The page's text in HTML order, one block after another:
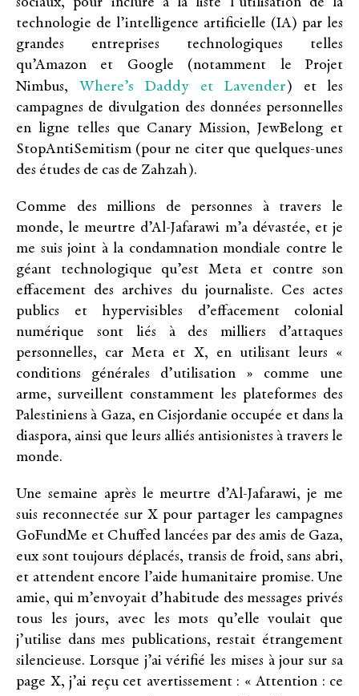
technologie de l’intelligence artificielle (IA) par les
grandes entreprises technologiques telles
qu’Amazon et Google (notamment le Projet
Nimbus, Where’s Daddy et Lavender ) et les
campagnes de divulgation des données personnelles
en ligne telles que Canary Mission, JewBelong et
StopAntiSemitism (pour ne citer que quelques-unes
des études de cas de Zahzah).
Comme des millions de personnes à travers le
monde, le meurtre d’Al-Jafarawi m’a dévastée, et je
me suis joint à la condamnation mondiale contre le
géant technologique qu’est Meta et contre son
effacement des archives du journaliste. Ces actes
publics et hypervisibles d’effacement colonial
numérique sont liés à des milliers d’attaques
personnelles, car Meta et X, en utilisant leurs «
conditions générales d’utilisation » comme une
arme, surveillent constamment les plateformes des
Palestiniens à Gaza, en Cisjordanie occupée et dans la
diaspora, ainsi que leurs alliés antisionistes à travers le
monde.
Une semaine après le meurtre d’Al-Jafarawi, je me
suis reconnectée sur X pour partager les campagnes
GoFundMe et Chuffed lancées par des amis de Gaza,
eux sont toujours déplacés, transis de froid, sans abri,
et attendent encore l’aide humanitaire promise. Une
amie, qui m’envoyait d’habitude des messages privés
tous les jours, avec les mots qu’elle voulait que
j’utilise dans mes publications, restait étrangement
silencieuse. Lorsque j’ai vérifié les mises à jour sur sa
page X, j’ai reçu cet avertissement : « Attention : ce